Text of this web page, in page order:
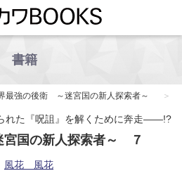
書籍
最強の後衛 ～迷宮国の新人探索者～
れた『呪詛』を解くために奔走――!?
国の新人探索者～ ７
風花 風花